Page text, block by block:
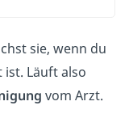
sie, wenn du
Läuft also
vom Arzt.